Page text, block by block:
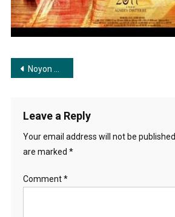
পাই
না
দেখিতে
Post
Noyon Tomay Pai Na Dekhite | নয়ন তোমারে পাই না দেখিতে
Leave a Reply
Your email address will not be published.
are marked *
Comment*